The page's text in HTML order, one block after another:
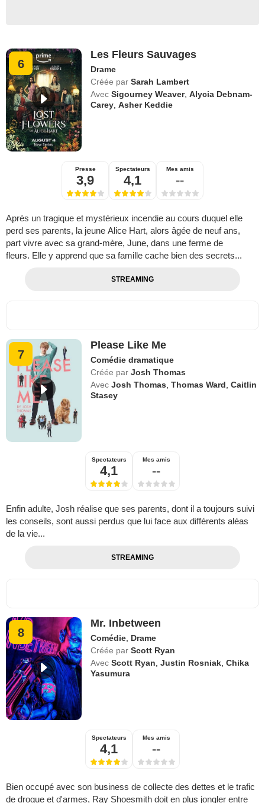
6
Les Fleurs Sauvages
Drame
Créée par Sarah Lambert
Avec Sigourney Weaver,Alycia Debnam-
Carey ,Asher Keddie
Presse
3,9
Spectateurs
4,1
Mes amis
--
Après un tragique et mystérieux incendie au cours duquel elle
perd ses parents, la jeune Alice Hart, alors âgée de neuf ans,
part vivre avec sa grand-mère, June, dans une ferme de
fleurs. Elle y apprend que sa famille cache bien des secrets...
STREAMING
7
Please Like Me
Comédie dramatique
Créée par Josh Thomas
Avec Josh Thomas ,Thomas Ward ,Caitlin
Stasey
Spectateurs
4,1
Mes amis
--
Enfin adulte, Josh réalise que ses parents, dont il a toujours suivi
les conseils, sont aussi perdus que lui face aux différents aléas
de la vie...
STREAMING
8
Mr. Inbetween
Comédie, Drame
Créée par Scott Ryan
Avec Scott Ryan,Justin Rosniak,Chika
Yasumura
Spectateurs
4,1
Mes amis
--
Bien occupé avec son business de collecte des dettes et le trafic
de drogue et d'armes, Ray Shoesmith doit en plus jongler entre